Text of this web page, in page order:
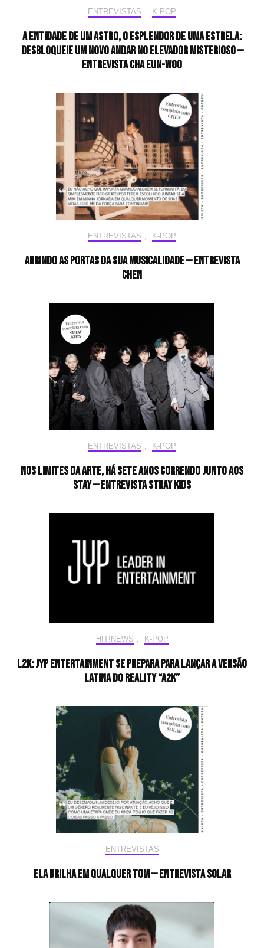
ENTREVISTAS K-POP
A entidade de um astro, o esplendor de uma estrela:
desbloqueie um novo andar no elevador misterioso —
Entrevista CHA EUN-WOO
ENTREVISTAS K-POP
Abrindo as portas da sua musicalidade — Entrevista
CHEN
ENTREVISTAS K-POP
Nos limites da arte, há sete anos correndo junto aos
STAY — Entrevista Stray Kids
HIT!NEWS , K-POP
L2K: JYP Entertainment se prepara para lançar a versão
latina do reality “A2K”
ENTREVISTAS
Ela brilha em qualquer tom — Entrevista Solar